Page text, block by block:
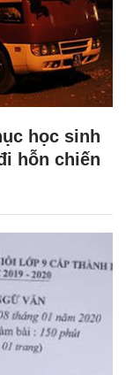
học sinh
hỗn chiến